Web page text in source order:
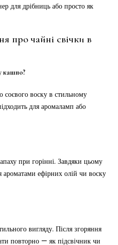
для дрібниць або просто як
про чайні свічки в
кашпо?
соєвого воску в стильному
для аромаламп або
при горінні. Завдяки цьому
ефірних олій чи воску
вигляду. Після згоряння
повторно — як підсвічник чи